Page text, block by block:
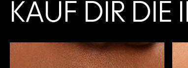
KAUF DIR DIE